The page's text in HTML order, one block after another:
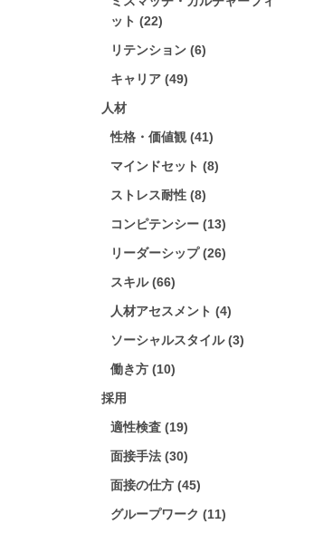
ット (22)
リテンション (6)
キャリア (49)
人材
性格・価値観 (41)
マインドセット (8)
ストレス耐性 (8)
コンピテンシー (13)
リーダーシップ (26)
スキル (66)
人材アセスメント (4)
ソーシャルスタイル (3)
働き方 (10)
採用
適性検査 (19)
面接手法 (30)
面接の仕方 (45)
グループワーク (11)